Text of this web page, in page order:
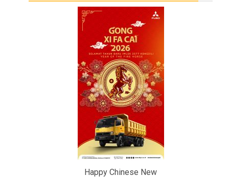
Happy Chinese New